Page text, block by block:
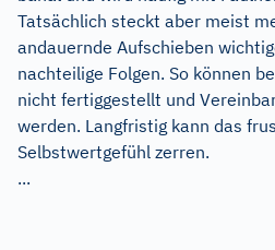
Tatsächlich steckt aber meist
andauernde Aufschieben
nachteilige Folgen. So können
nicht fertiggestellt und
werden. Langfristig kann das
Selbstwertgefühl zerren.
...